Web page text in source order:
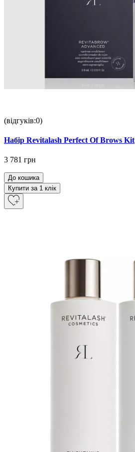
(відгуків:0)
Набір Revitalash Perfect Of Brows Kit
3 781 грн
До кошика
Купити за 1 клiк